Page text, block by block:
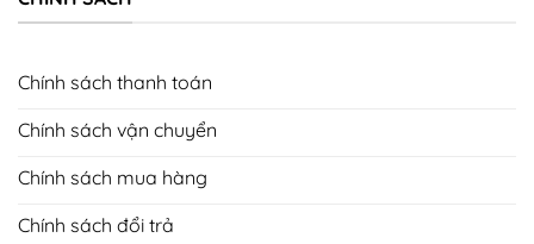
Chính sách thanh toán
Chính sách vận chuyển
Chính sách mua hàng
Chính sách đổi trả